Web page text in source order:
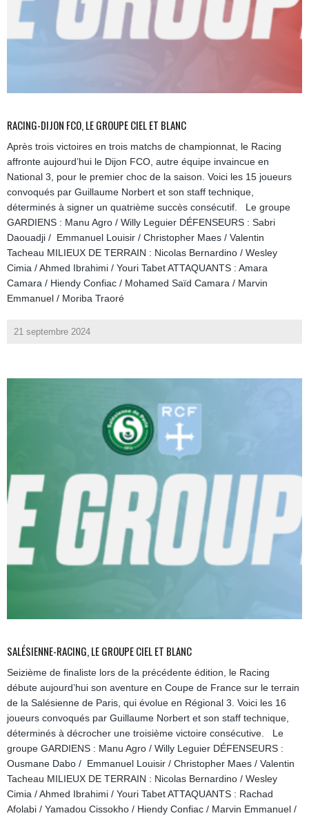
RACING-DIJON FCO, LE GROUPE CIEL ET BLANC
Après trois victoires en trois matchs de championnat, le Racing
affronte aujourd’hui le Dijon FCO, autre équipe invaincue en
National 3, pour le premier choc de la saison. Voici les 15 joueurs
convoqués par Guillaume Norbert et son staff technique,
déterminés à signer un quatrième succès consécutif. Le groupe
GARDIENS : Manu Agro / Willy Leguier DÉFENSEURS : Sabri
Daouadji / Emmanuel Louisir / Christopher Maes / Valentin
Tacheau MILIEUX DE TERRAIN : Nicolas Bernardino / Wesley
Cimia / Ahmed Ibrahimi / Youri Tabet ATTAQUANTS : Amara
Camara / Hiendy Confiac / Mohamed Saïd Camara / Marvin
Emmanuel / Moriba Traoré
21 septembre 2024
SALÉSIENNE-RACING, LE GROUPE CIEL ET BLANC
Seizième de finaliste lors de la précédente édition, le Racing
débute aujourd’hui son aventure en Coupe de France sur le terrain
de la Salésienne de Paris, qui évolue en Régional 3. Voici les 16
joueurs convoqués par Guillaume Norbert et son staff technique,
déterminés à décrocher une troisième victoire consécutive. Le
groupe GARDIENS : Manu Agro / Willy Leguier DÉFENSEURS :
Ousmane Dabo / Emmanuel Louisir / Christopher Maes / Valentin
Tacheau MILIEUX DE TERRAIN : Nicolas Bernardino / Wesley
Cimia / Ahmed Ibrahimi / Youri Tabet ATTAQUANTS : Rachad
Afolabi / Yamadou Cissokho / Hiendy Confiac / Marvin Emmanuel /